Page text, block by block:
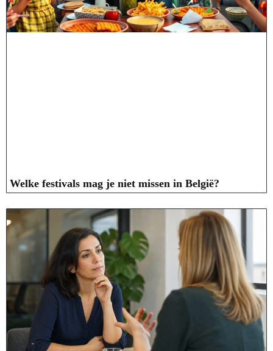
Welke festivals mag je niet missen in België?